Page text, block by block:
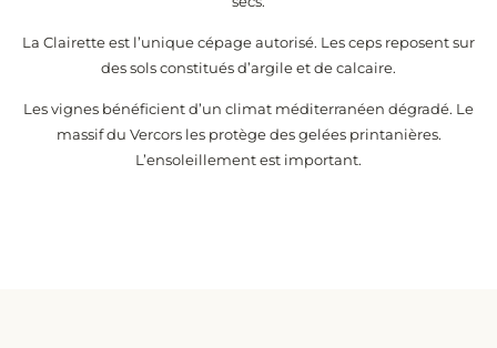
La Clairette est l’unique cépage autorisé. Les ceps reposent sur
des sols constitués d’argile et de calcaire.
Les vignes bénéficient d’un climat méditerranéen dégradé. Le
massif du Vercors les protège des gelées printanières.
L’ensoleillement est important.